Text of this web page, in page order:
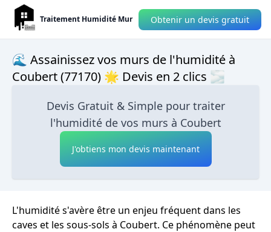
Traitement Humidité Mur Obtenir un devis gratuit
🌊 Assainissez vos murs de l'humidité à
Coubert (77170) 🌟 Devis en 2 clics 🌫
Devis Gratuit & Simple pour traiter
l'humidité de vos murs à Coubert
J'obtiens mon devis maintenant
L'humidité s'avère être un enjeu fréquent dans les
caves et les sous-sols à Coubert. Ce phénomène peut